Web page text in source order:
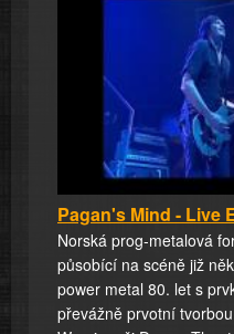
Pagan's Mind - Live
Norská prog-metalová
působící na scéně již
power metal 80. let s
převážně prvotní